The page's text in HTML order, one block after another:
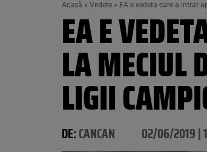
Acasă » Vedete » EA e vedeta care a intrat
EA E
LA MECIUL
LIGII
DE:CANCAN 02/06/2019 |